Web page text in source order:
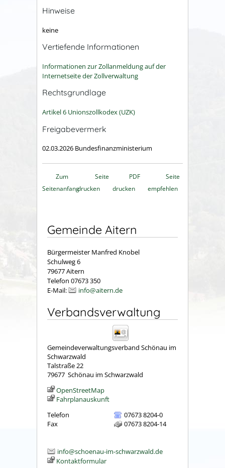
Hinweise
keine
Vertiefende Informationen
Informationen zur Zollanmeldung auf der
Internetseite der Zollverwaltung
Rechtsgrundlage
Artikel 6 Unionszollkodex (UZK)
Freigabevermerk
02.03.2026 Bundesfinanzministerium
Zum
Seitenanfang
Seite
drucken
PDF
drucken
Seite
empfehlen
Gemeinde Aitern
Bürgermeister Manfred Knobel
Schulweg 6
79677 Aitern
Telefon 07673 350
E-Mail:
info@aitern.de
Verbandsverwaltung
Gemeindeverwaltungsverband Schönau im
Schwarzwald
Talstraße 22
79677 Schönau im Schwarzwald
OpenStreetMap
Fahrplanauskunft
Telefon
07673 8204-0
Fax
07673 8204-14
info@schoenau-im-schwarzwald.de
Kontaktformular